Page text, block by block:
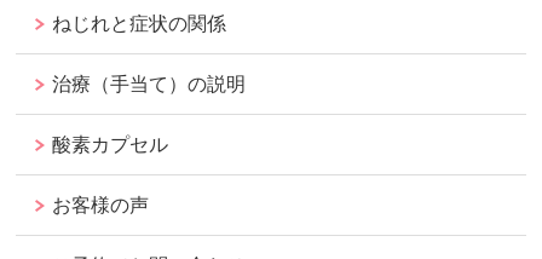
ねじれと症状の関係
治療（手当て）の説明
酸素カプセル
お客様の声